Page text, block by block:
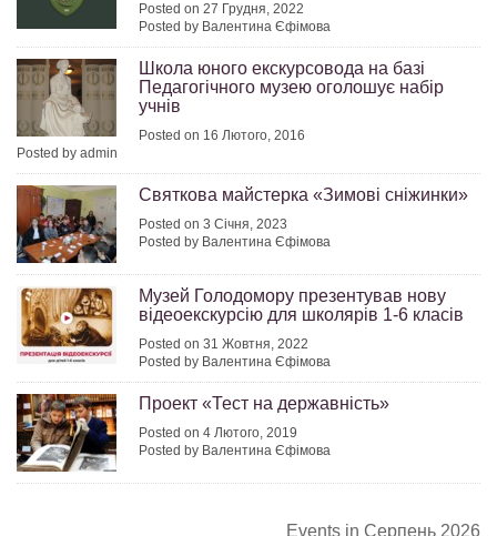
Posted on 27 Грудня, 2022
Posted by Валентина Єфімова
Школа юного екскурсовода на базі
Педагогічного музею оголошує набір
учнів
Posted on 16 Лютого, 2016
Posted by admin
Святкова майстерка «Зимові сніжинки»
Posted on 3 Січня, 2023
Posted by Валентина Єфімова
Музей Голодомору презентував нову
відеоекскурсію для школярів 1-6 класів
Posted on 31 Жовтня, 2022
Posted by Валентина Єфімова
Проект «Тест на державність»
Posted on 4 Лютого, 2019
Posted by Валентина Єфімова
Events in Серпень 2026